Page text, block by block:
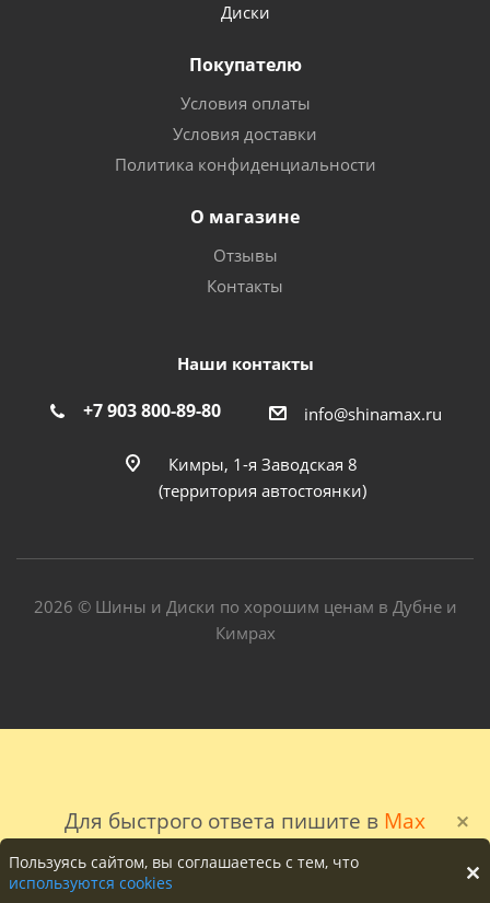
Для быстрого ответа пишите в Max
Диски
Покупателю
Условия оплаты
Условия доставки
Политика конфиденциальности
О магазине
Отзывы
Контакты
Наши контакты
+7 903 800-89-80 info@shinamax.ru
Кимры, 1-я Заводская 8
(территория автостоянки)
2026 © Шины и Диски по хорошим ценам в Дубне и
Кимрах
Пользуясь сайтом, вы соглашаетесь с тем, что
используются cookies